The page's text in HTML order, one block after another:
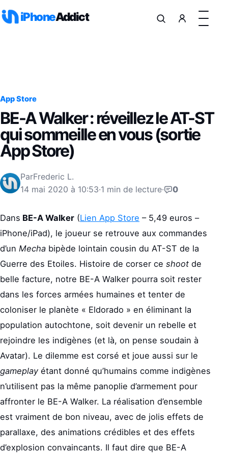
iPhoneAddict
App Store
BE-A Walker : réveillez le AT-ST
qui sommeille en vous (sortie
App Store)
ParFrederic L.
14 mai 2020 à 10:53·1 min de lecture· 0
Dans BE-A Walker (Lien App Store – 5,49 euros –
iPhone/iPad), le joueur se retrouve aux commandes
d’un Mecha bipède lointain cousin du AT-ST de la
Guerre des Etoiles. Histoire de corser ce shoot de
belle facture, notre BE-A Walker pourra soit rester
dans les forces armées humaines et tenter de
coloniser le planète « Eldorado » en éliminant la
population autochtone, soit devenir un rebelle et
rejoindre les indigènes (et là, on pense soudain à
Avatar). Le dilemme est corsé et joue aussi sur le
gameplayétant donné qu’humains comme indigènes
n’utilisent pas la même panoplie d’armement pour
affronter le BE-A Walker. La réalisation d’ensemble
est vraiment de bon niveau, avec de jolis effets de
parallaxe, des animations crédibles et des effets
d’explosion convaincants. Il faut dire que BE-A